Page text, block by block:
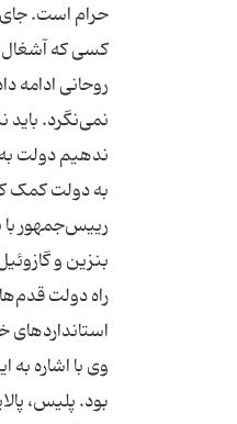
حرام است. جای
روحانی ادامه
نمی‌نگرد.
ندهیم دولت
رییس‌جمهور
بنزین و